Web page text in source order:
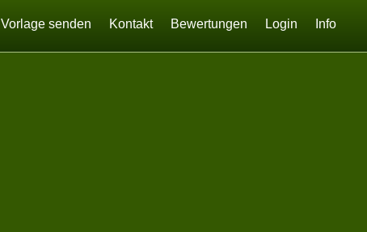
Vorlage senden Kontakt Bewertungen Login Info